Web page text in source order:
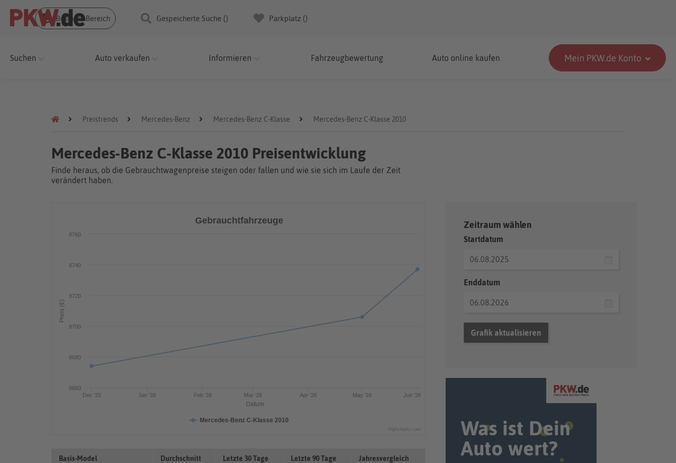
Business Bereich Gespeicherte Suche () Parkplatz ()
Suchen Auto verkaufen Informieren Fahrzeugbewertung Auto online kaufen Mein PKW.de Konto
Preistrends Mercedes-Benz Mercedes-Benz C-Klasse Mercedes-Benz C-Klasse 2010
Mercedes-Benz C-Klasse 2010 Preisentwicklung
Finde heraus, ob die Gebrauchtwagenpreise steigen oder fallen und wie sie sich im Laufe der Zeit
verändert haben.
Datum
Preis (€)
Gebrauchtfahrzeuge
Mercedes-Benz C-Klasse 2010
Dec '25 Jan '26 Feb '26 Mar '26 Apr '26 May '26 Jun '26
8680
8700
8720
8740
8660
8760
Highcharts.com
Basis-Model Durchschnitt Letzte 30 Tage Letzte 90 Tage Jahresvergleich
Zeitraum wählen
Startdatum
Enddatum
Grafik aktualisieren
Was ist Dein
Auto wert?